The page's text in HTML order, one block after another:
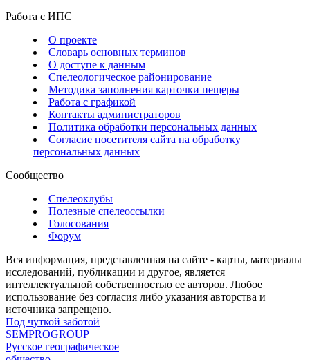
Работа с ИПС
О проекте
Словарь основных терминов
О доступе к данным
Спелеологическое районирование
Методика заполнения карточки пещеры
Работа с графикой
Контакты администраторов
Политика обработки персональных данных
Согласие посетителя сайта на обработку
персональных данных
Сообщество
Спелеоклубы
Полезные спелеоссылки
Голосования
Форум
Вся информация, представленная на сайте - карты, материалы
исследований, публикации и другое, является
интеллектуальной собственностью ее авторов. Любое
использование без согласия либо указания авторства и
источника запрещено.
Под чуткой заботой
SEMPROGROUP
Русское географическое